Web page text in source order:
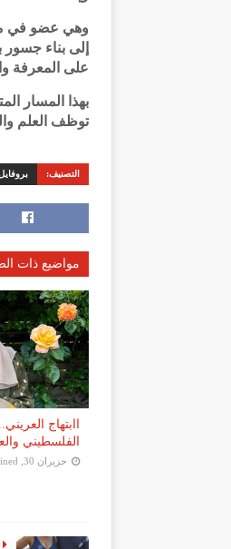
وهي عضو في
إلى بناء جسور
على المعرفة
بهذا المسار
توظف العلم
التصنيف: بروفايل
مواضيع ذات
اابتهاج
الفلسطيني
حزيران 30, 2026